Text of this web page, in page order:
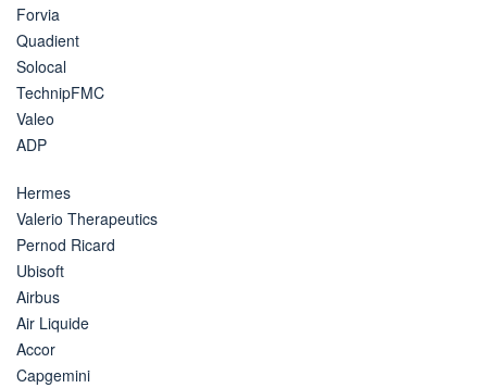
Forvia
Quadient
Solocal
TechnipFMC
Valeo
ADP
Hermes
Valerio Therapeutics
Pernod Ricard
Ubisoft
Airbus
Air Liquide
Accor
Capgemini